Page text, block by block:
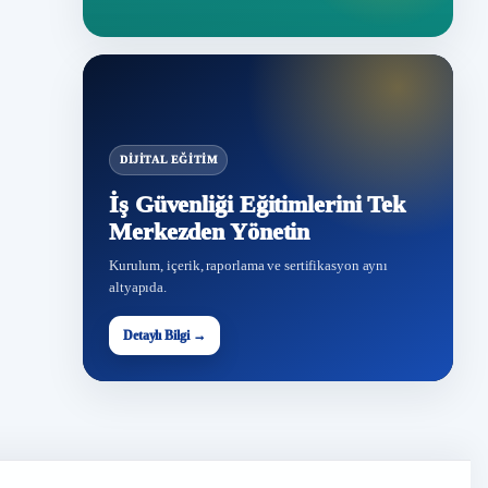
DIJITAL EĞITIM
İş Güvenliği Eğitimlerini Tek
Merkezden Yönetin
Kurulum, içerik, raporlama ve sertifikasyon aynı
altyapıda.
Detaylı Bilgi →